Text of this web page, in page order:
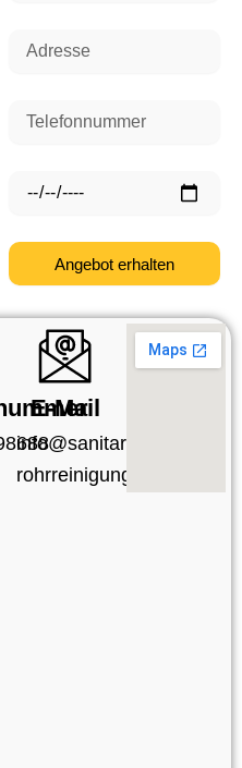
Angebot erhalten
E-Mail
info@sanitar-
rohrreinigung.de